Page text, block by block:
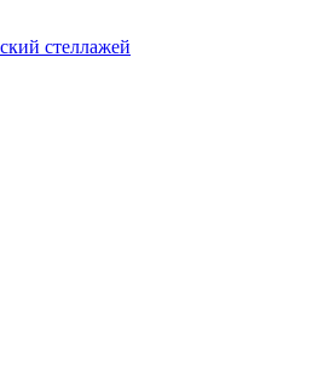
стеллажей